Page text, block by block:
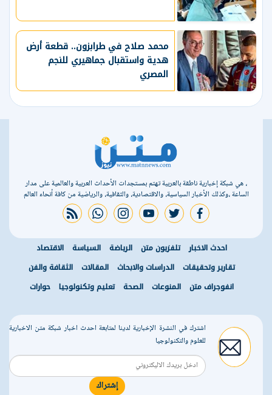
محمد صلاح في طرابزون.. قطعة أرض
هدية واستقبال جماهيري للنجم
المصري
، هي شبكة إخبارية ناطقة بالعربية تهتم بمستجدات الأحداث العربية والعالمية على مدار
الساعة ،وكذلك الأخبار السياسية، والاقتصادية، والثقافية، والرياضية من كافة أنحاء العالم
facebook
twitter
youtube
instagram
whatsapp
rss feed
احدث الاخبار تلفزيون متن الرياضة السياسة
الاقتصاد
تقارير وتحقيقات
الدراسات والابحاث المقالات
الثقافة والفن
انفوجراف متن
المنوعات الصحة تعليم وتكنولوجيا حوارات
اشترك في النشرة الإخبارية لدينا لمتابعة احدث اخبار شبكة متن الاخبارية
للعلوم والتكنولوجيا
إشتراك